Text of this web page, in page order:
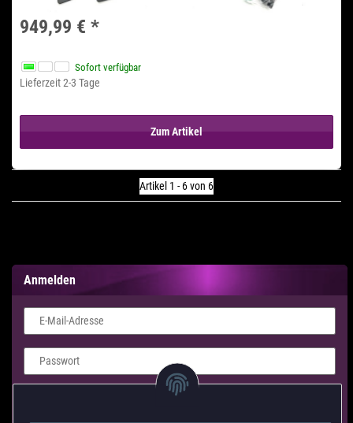
949,99 € *
Sofort verfügbar
Lieferzeit 2-3 Tage
Zum Artikel
Artikel 1 - 6 von 6
Anmelden
E-Mail-Adresse
Passwort